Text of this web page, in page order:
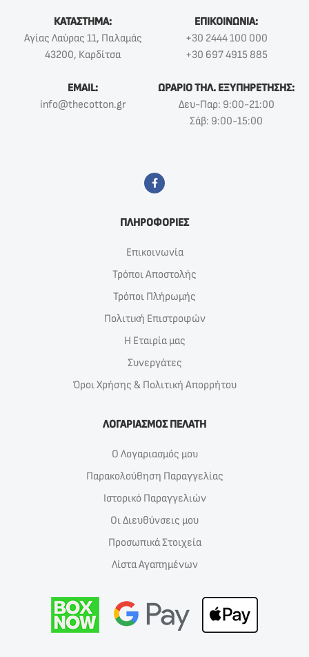
ΚΑΤΑΣΤΗΜΑ:
Αγίας Λαύρας 11, Παλαμάς
43200, Καρδίτσα
ΕΠΙΚΟΙΝΩΝΙΑ:
+30 2444 100 000
+30 697 4915 885
EMAIL:
info@thecotton.gr
ΩΡΑΡΙΟ ΤΗΛ. ΕΞΥΠΗΡΕΤΗΣΗΣ:
Δευ-Παρ: 9:00-21:00
Σάβ: 9:00-15:00
ΠΛΗΡΟΦΟΡΙΕΣ
Επικοινωνία
Τρόποι Αποστολής
Τρόποι Πλήρωμής
Πολιτική Επιστροφών
Η Εταιρία μας
Συνεργάτες
Όροι Χρήσης & Πολιτική Απορρήτου
ΛΟΓΑΡΙΑΣΜΟΣ ΠΕΛΑΤΗ
Ο Λογαριασμός μου
Παρακολούθηση Παραγγελίας
Ιστορικό Παραγγελιών
Οι Διευθύνσεις μου
Προσωπικά Στοιχεία
Λίστα Αγαπημένων